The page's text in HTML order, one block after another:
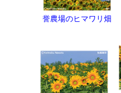
誉農場のヒマワリ畑